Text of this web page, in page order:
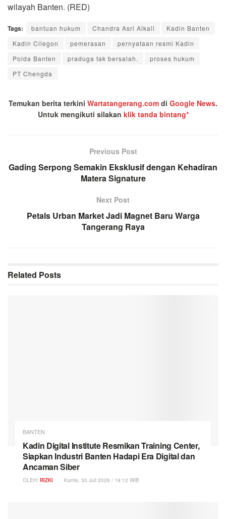
wilayah Banten. (RED)
Tags: bantuan hukum Chandra Asri Alkali
Kadin Banten
Kadin Cilegon
pemerasan
pernyataan resmi Kadin
Polda Banten
praduga tak bersalah.
proses hukum
PT Chengda
Temukan berita terkini Wartatangerang.com di Google News.
Untuk mengikuti silakan klik tanda bintang*
Previous Post
Gading Serpong Semakin Eksklusif dengan Kehadiran
Matera Signature
Next Post
Petals Urban Market Jadi Magnet Baru Warga
Tangerang Raya
Related Posts
BANTEN
Kadin Digital Institute Resmikan Training Center,
Siapkan Industri Banten Hadapi Era Digital dan
Ancaman Siber
OLEH: RIZKI Kamis, 30 Juli 2026 / 19:12 WIB